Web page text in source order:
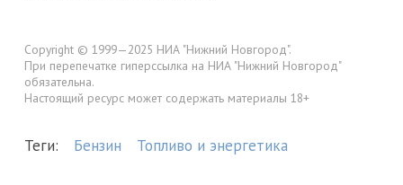
Copyright © 1999—2025 НИА "Нижний Новгород".
При перепечатке гиперссылка на НИА "Нижний Новгород"
обязательна.
Настоящий ресурс может содержать материалы 18+
Теги: Бензин Топливо и энергетика